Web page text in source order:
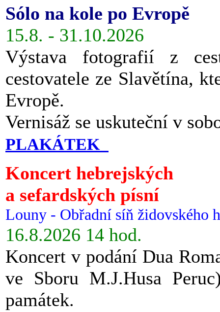
Sólo na kole po Evropě
15.8. - 31.10.2026
Výstava fotografií z
cestovatele ze Slavětína,
Evropě.
Vernisáž se uskuteční v
PLAKÁTEK
Koncert hebrejských
a sefardských písní
Louny - Obřadní síň židovského
16.8.2026 14 hod.
Koncert v podání Dua
ve Sboru M.J.Husa
památek.